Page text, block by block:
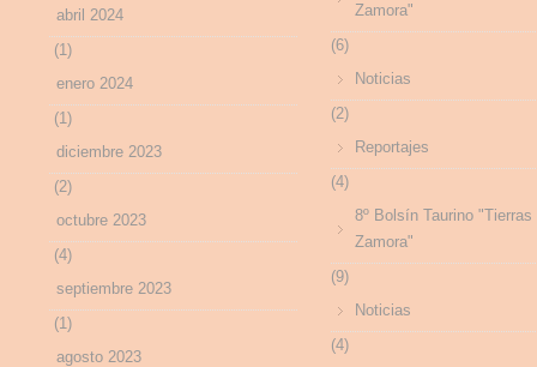
abril 2024
(1)
enero 2024
(1)
diciembre 2023
(2)
octubre 2023
(4)
septiembre 2023
(1)
agosto 2023
Zamora"
(6)
Noticias
(2)
Reportajes
(4)
8º Bolsín Taurino "Tierras
Zamora"
(9)
Noticias
(4)